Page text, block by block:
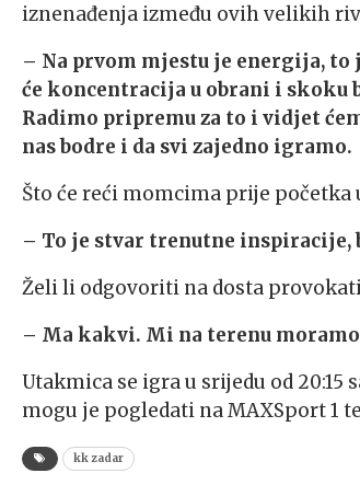
iznenađenja između ovih velikih
– Na prvom mjestu je energija,
će koncentracija u obrani i skoku
Radimo pripremu za to i vidjet
nas bodre i da svi zajedno igramo.
Što će reći momcima prije početka
– To je stvar trenutne inspiracije,
Želi li odgovoriti na dosta
– Ma kakvi. Mi na terenu
Utakmica se igra u srijedu od
mogu je pogledati na MAXSport 1
kk zadar